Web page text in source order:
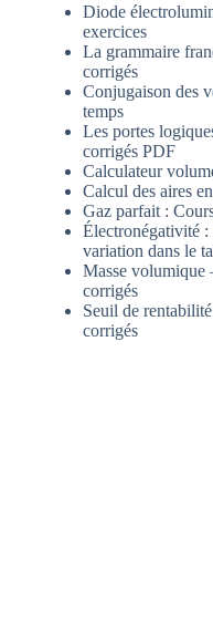
Diode
exercices
La grammaire
corrigés
Conjugaison des
temps
Les portes
corrigés PDF
Calculateur
Calcul des aires
Gaz parfait :
Électronégativité
variation dans le
Masse volumique
corrigés
Seuil de
corrigés